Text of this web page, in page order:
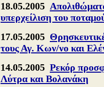
18.05.2005
υπερχείλιση του
17.05.2005
τους Αγ. Κων/νο και
14.05.2005 Ρεκόρ
Λύτρα και Βολανάκη